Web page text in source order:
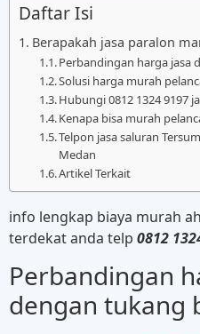
Daftar Isi
Berapakah jasa paralon
Perbandingan harga jasa
Solusi harga murah
Hubungi 0812 1324 9197
Kenapa bisa murah
Telpon jasa saluran
Medan
Artikel Terkait
info lengkap biaya murah
terdekat anda telp 0812
Perbandingan
dengan tukang